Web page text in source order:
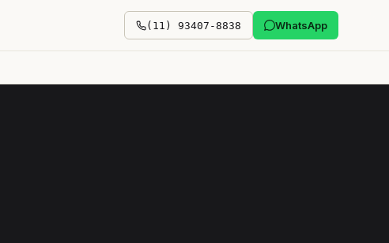
(11) 93407-8838 WhatsApp